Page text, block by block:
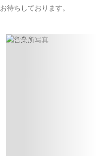
待ちしております。